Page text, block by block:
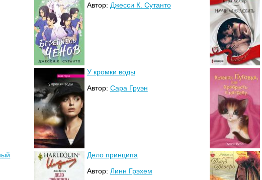
Автор: Джесси К. Сутанто
У кромки воды
Автор: Сара Груэн
Дело принципа
Автор: Линн Грэхем